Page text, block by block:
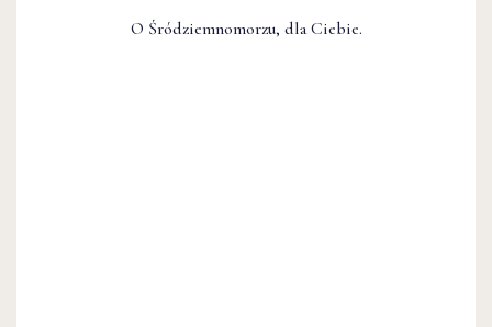
O Śródziemnomorzu, dla Ciebie.